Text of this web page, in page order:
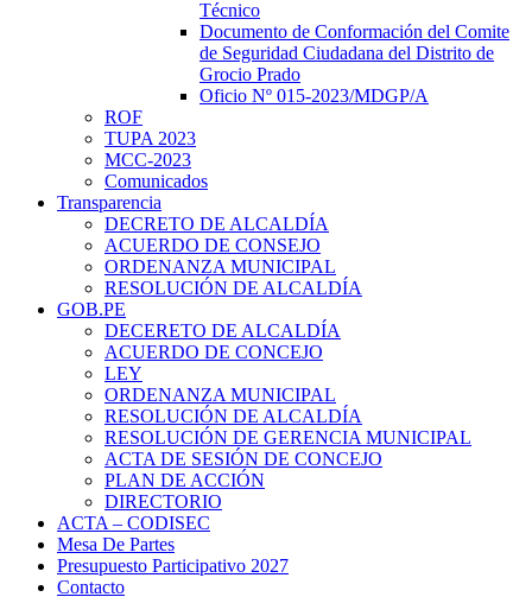
Técnico
Documento de Conformación del Comite
de Seguridad Ciudadana del Distrito de
Grocio Prado
Oficio Nº 015-2023/MDGP/A
ROF
TUPA 2023
MCC-2023
Comunicados
Transparencia
DECRETO DE ALCALDÍA
ACUERDO DE CONSEJO
ORDENANZA MUNICIPAL
RESOLUCIÓN DE ALCALDÍA
GOB.PE
DECERETO DE ALCALDÍA
ACUERDO DE CONCEJO
LEY
ORDENANZA MUNICIPAL
RESOLUCIÓN DE ALCALDÍA
RESOLUCIÓN DE GERENCIA MUNICIPAL
ACTA DE SESIÓN DE CONCEJO
PLAN DE ACCIÓN
DIRECTORIO
ACTA – CODISEC
Mesa De Partes
Presupuesto Participativo 2027
Contacto